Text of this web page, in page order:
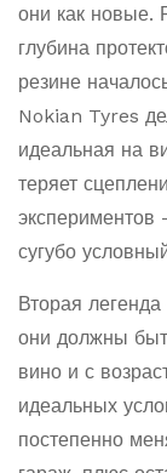
они как новые.
глубина
резине
Nokian Tyres
идеальная на
теряет
сугубо
Вторая
они должны
вино и с
идеальных
постепенно